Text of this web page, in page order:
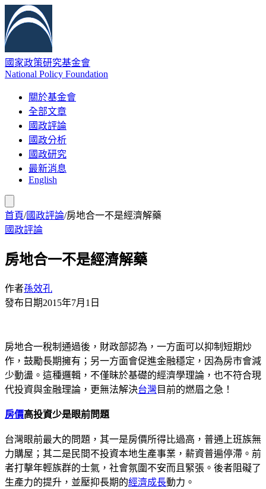
國家政策研究基金會
National Policy Foundation
關於基金會
全部文章
國政評論
國政分析
國政研究
最新消息
English
首頁/國政評論/房地合一不是經濟解藥
國政評論
房地合一不是經濟解藥
作者孫效孔
發布日期2015年7月1日
房地合一稅制通過後，財政部認為，一方面可以抑制短期炒
作，鼓勵長期擁有；另一方面會促進金融穩定，因為房市會減
少動盪。這種邏輯，不僅昧於基礎的經濟學理論，也不符合現
代投資與金融理論，更無法解決台灣 目前的燃眉之急！
房價高投資少是眼前問題
台灣眼前最大的問題，其一是房價所得比過高，普通上班族無
力購屋；其二是民間不投資本地生產事業，薪資普遍停滯。前
者打擊年輕族群的士氣，社會氛圍不安而且緊張。後者阻礙了
生產力的提升，並壓抑長期的經濟成長動力。